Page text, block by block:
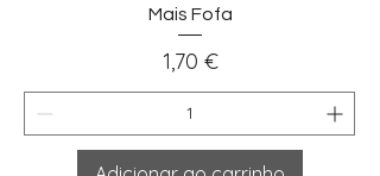
Mais Fofa
Preço
1,70 €